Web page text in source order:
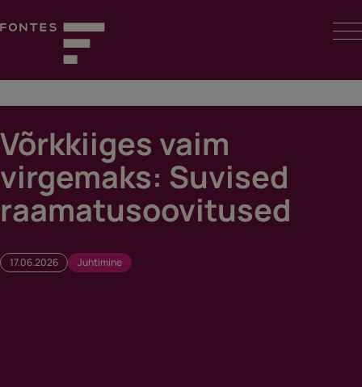
to
Võrkkiiges vaim
virgemaks: Suvised
raamatusoovitused
17.06.2026 Juhtimine